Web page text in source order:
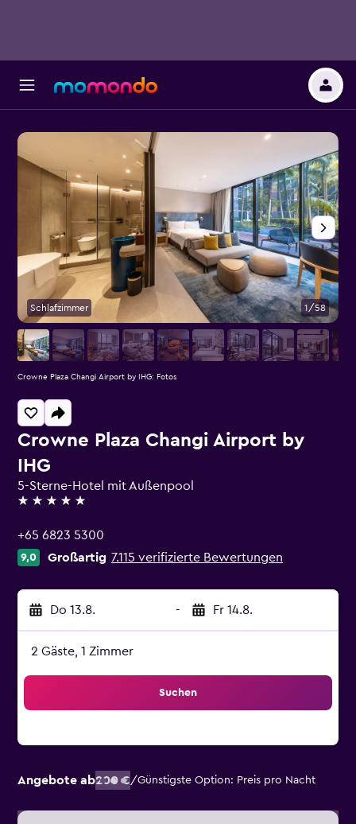
Crowne Plaza Changi Airport by
IHG
5-Sterne-Hotel mit Außenpool
5 Sterne
+65 6823 5300
9,0 Großartig 7.115 verifizierte Bewertungen
Do 13.8. - Fr 14.8.
2 Gäste, 1 Zimmer
Suchen
Angebote ab200 €/Günstigste Option: Preis pro Nacht
Schlafzimmer 1/58
Crowne Plaza Changi Airport by IHG: Fotos